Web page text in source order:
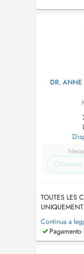
DR. ANNE
TOUTES LES
absente du7
septembre
dem 16.
Continua a
Pagamento